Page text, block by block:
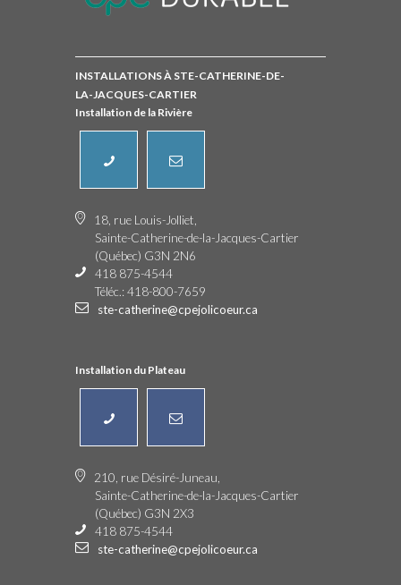
INSTALLATIONS À STE-CATHERINE-DE-
LA-JACQUES-CARTIER
Installation de la Rivière
18, rue Louis-Jolliet,
Sainte-Catherine-de-la-Jacques-Cartier
(Québec) G3N 2N6
418 875-4544
Téléc.: 418-800-7659
ste-catherine@cpejolicoeur.ca
Installation du Plateau
210, rue Désiré-Juneau,
Sainte-Catherine-de-la-Jacques-Cartier
(Québec) G3N 2X3
418 875-4544
ste-catherine@cpejolicoeur.ca